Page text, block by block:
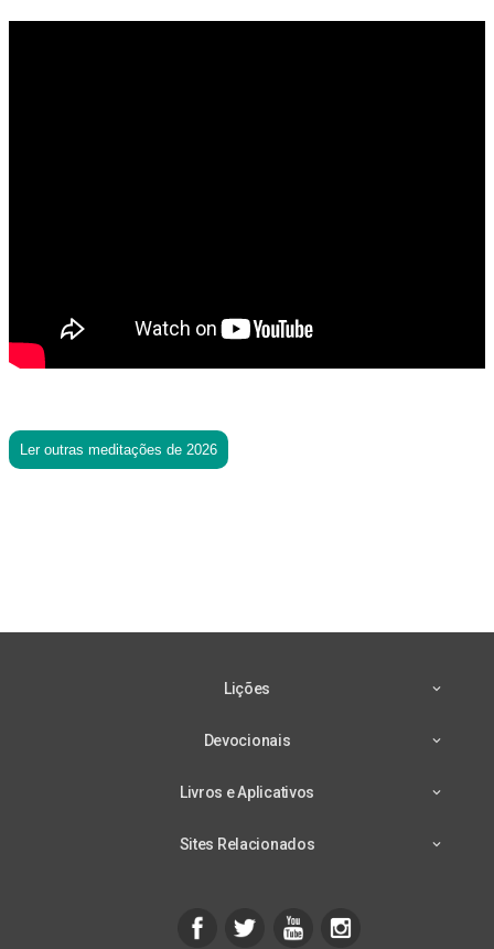
Ler outras meditações de 2026
Lições
Devocionais
Livros e Aplicativos
Sites Relacionados